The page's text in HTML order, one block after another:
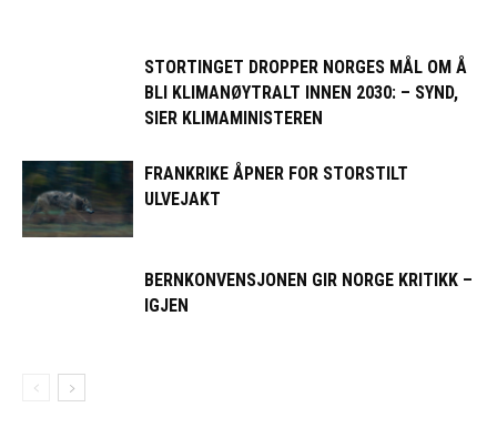
STORTINGET DROPPER NORGES MÅL OM Å
BLI KLIMANØYTRALT INNEN 2030: – SYND,
SIER KLIMAMINISTEREN
FRANKRIKE ÅPNER FOR STORSTILT
ULVEJAKT
BERNKONVENSJONEN GIR NORGE KRITIKK –
IGJEN